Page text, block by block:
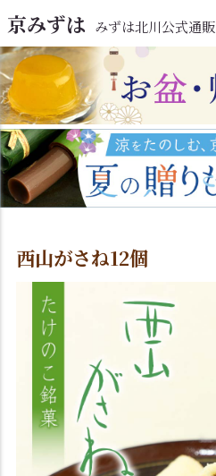
京みずは みずは北川公式通販
西山がさね12個